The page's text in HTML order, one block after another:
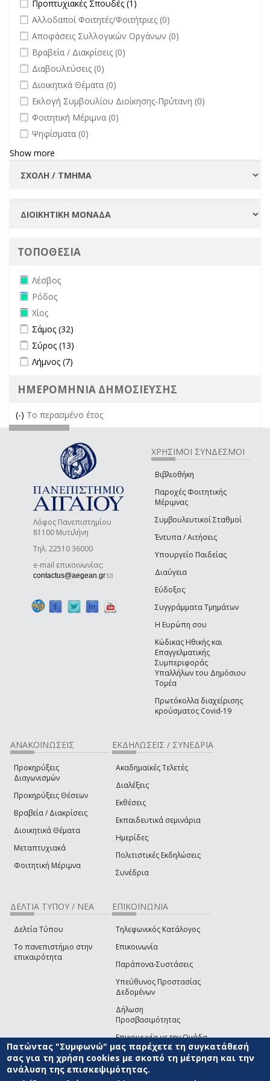
Προπτυχιακές Σπουδές (1)
undefined
Αλλοδαποί Φοιτητές/Φοιτήτριες (0)
undefined
Αποφάσεις Συλλογικών Οργάνων (0)
undefined
Βραβεία / Διακρίσεις (0)
undefined
Διαβουλεύσεις (0)
undefined
Διοικητικά Θέματα (0)
undefined
Εκλογή Συμβουλίου Διοίκησης-Πρύτανη (0)
undefined
Φοιτητική Μέριμνα (0)
undefined
Ψηφίσματα (0)
Show more
ΤΟΠΟΘΕΣΙΑ
Remove Λέσβος filter
Λέσβος
Remove Ρόδος filter
Ρόδος
Remove Χίος filter
Χίος
Apply Σάμος filter
Σάμος (32)
Apply Σύρος filter
Σύρος (13)
Apply Λήμνος filter
Λήμνος (7)
ΗΜΕΡΟΜΗΝΙΑ ΔΗΜΟΣΙΕΥΣΗΣ
(-) Remove Το περασμένο έτος filter
Το περασμένο έτος
Λόφος Πανεπιστημίου
81100 Μυτιλήνη
Τηλ. 22510 36000
e-mail επικοινωνίας:
contactus@aegean.gr(link sends e-mail)
ΧΡΗΣΙΜΟΙ ΣΥΝΔΕΣΜΟΙ
Βιβλιοθήκη
Παροχές Φοιτητικής
Μέριμνας
Συμβουλευτικοί Σταθμοί
Έντυπα / Αιτήσεις
Υπουργείο Παιδείας
Διαύγεια
Εύδοξος
Συγγράμματα Τμημάτων
Η Ευρώπη σου
Κώδικας Ηθικής και
Επαγγελματικής
Συμπεριφοράς
Υπαλλήλων του Δημόσιου
Τομέα
Πρωτόκολλα διαχείρισης
κρούσματος Covid-19
ΑΝΑΚΟΙΝΩΣΕΙΣ
Προκηρύξεις
Διαγωνισμών
Προκηρύξεις Θέσεων
Βραβεία / Διακρίσεις
Διοικητικά Θέματα
Μεταπτυχιακά
Φοιτητική Μέριμνα
ΕΚΔΗΛΩΣΕΙΣ / ΣΥΝΕΔΡΙΑ
Ακαδημαϊκές Τελετές
Διαλέξεις
Εκθέσεις
Εκπαιδευτικά σεμινάρια
Ημερίδες
Πολιτιστικές Εκδηλώσεις
Συνέδρια
ΔΕΛΤΙΑ ΤΥΠΟΥ / ΝΕΑ
Δελτία Τύπου
Το πανεπιστήμιο στην
επικαιρότητα
ΕΠΙΚΟΙΝΩΝΙΑ
Τηλεφωνικός Κατάλογος
Επικοινωνία
Παράπονα-Συστάσεις
Υπεύθυνος Προστασίας
Δεδομένων
Δήλωση
Προσβασιμότητας
Επικοινωνία με την Ομάδα
Ανάπτυξης του site(link sends e-mail)
© ΠΑΝΕΠΙΣΤΗΜΙΟ ΑΙΓΑΙΟΥ ΟΡΟΙ ΧΡΗΣΗΣ
Πατώντας "Συμφωνώ" μας παρέχετε τη συγκατάθεσή
σας για τη χρήση cookies με σκοπό τη μέτρηση και την
ανάλυση της επισκεψιμότητας.